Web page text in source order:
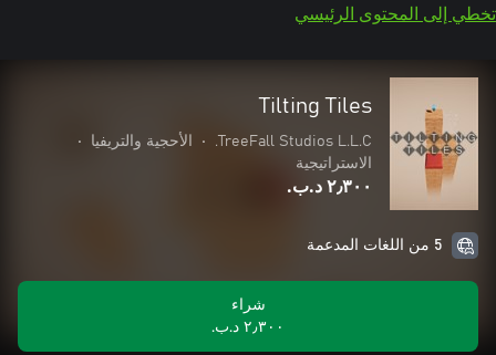
تخطي إلى المحتوى الرئيسي
Tilting Tiles
TreeFall Studios L.L.C.
• الأحجية والتريفيا
•
الاستراتيجية
٢٫٣٠٠ د.ب.‏
5 من اللغات المدعمة
شراء
٢٫٣٠٠ د.ب.‏